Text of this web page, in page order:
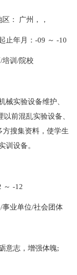
： 广州，，
止年月：-09 ～ -10
培训/院校
械实验设备维护、
前混乱实验设备、
方搜集资料，使学生
训设备。
～ -12
业单位/社会团体
意志，增强体魄;